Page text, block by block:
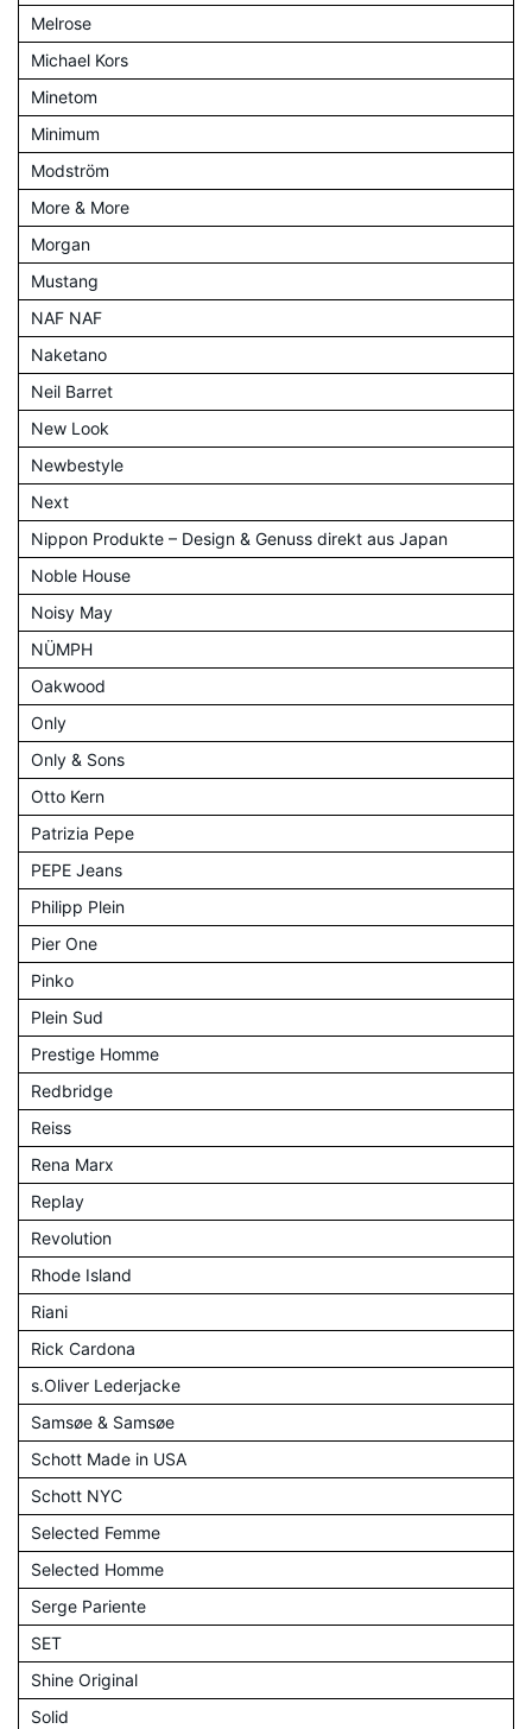
Melrose
Michael Kors
Minetom
Minimum
Modström
More & More
Morgan
Mustang
NAF NAF
Naketano
Neil Barret
New Look
Newbestyle
Next
Nippon Produkte – Design & Genuss direkt aus Japan
Noble House
Noisy May
NÜMPH
Oakwood
Only
Only & Sons
Otto Kern
Patrizia Pepe
PEPE Jeans
Philipp Plein
Pier One
Pinko
Plein Sud
Prestige Homme
Redbridge
Reiss
Rena Marx
Replay
Revolution
Rhode Island
Riani
Rick Cardona
s.Oliver Lederjacke
Samsøe & Samsøe
Schott Made in USA
Schott NYC
Selected Femme
Selected Homme
Serge Pariente
SET
Shine Original
Solid